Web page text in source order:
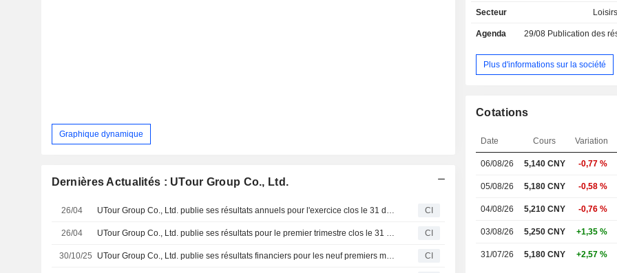
Graphique dynamique
Dernières Actualités : UTour Group Co., Ltd.
26/04 UTour Group Co., Ltd. publie ses résultats annuels pour l'exercice clos le 31 décembre 2025 CI
26/04 UTour Group Co., Ltd. publie ses résultats pour le premier trimestre clos le 31 mars 2026 CI
30/10/25 UTour Group Co., Ltd. publie ses résultats financiers pour les neuf premiers mois clos le 30 septembre 2025 CI
touristiques à travers le pays. Le
dans la création d’activités de
conception et la production,
promotion de marques. Le
ses activités sur le marché intérieur.
Secteur
Agenda 29/08 Publication des résultats
Plus d'informations sur la société
Cotations
Date Cours Variation
06/08/26 5,140CNY -0,77 %
05/08/26 5,180 CNY -0,58 %
04/08/26 5,210 CNY -0,76 %
03/08/26 5,250 CNY +1,35 %
31/07/26 5,180 CNY +2,57 %